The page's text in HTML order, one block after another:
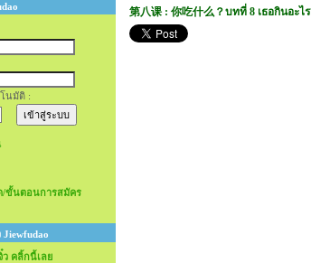
นมัติ :
/ขั้นตอนการสมัคร
Jiewfudao
ว คลิ้กนี้เลย
第八课 : 你吃什么？บทที่ 8 เธอกินอะไร